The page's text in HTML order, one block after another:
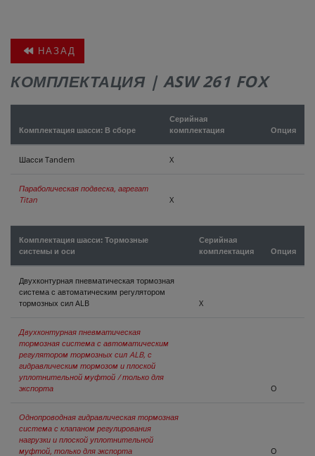
НАЗАД
КОМПЛЕКТАЦИЯ | ASW 261 FOX
Комплектация шасси: В сборе
Серийная
комплектация
Опция
Шасси Tandem X
Параболическая подвеска, агрегат
Titan
X
Комплектация шасси: Тормозные
системы и оси
Серийная
комплектация
Опция
Двухконтурная пневматическая тормозная
система с автоматическим регулятором
тормозных сил ALB
X
Двухконтурная пневматическая
тормозная система с автоматическим
регулятором тормозных сил ALB, с
гидравлическим тормозом и плоской
уплотнительной муфтой / только для
экспорта
O
Однопроводная гидравлическая тормозная
система с клапаном регулирования
нагрузки и плоской уплотнительной
муфтой, только для экспорта
O